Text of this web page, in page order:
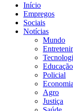
Início
Empregos
Sociais
Notícias
Mundo
Educação
Policial
Economia
Agro
Justiça